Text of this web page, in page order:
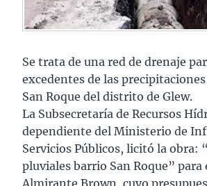
Se trata de una red de drenaje
excedentes de las
San Roque del distrito de Glew.
La Subsecretaría de Recursos
dependiente del Ministerio de
Servicios Públicos, licitó la obra:
pluviales barrio San Roque” para